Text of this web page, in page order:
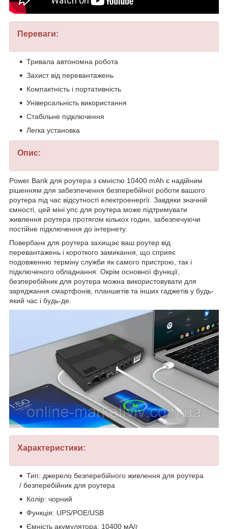
Переваги:
Тривала автономна робота
Захист від перевантажень
Компактність і портативність
Універсальність використання
Стабільне підключення
Легка установка
Опис:
Power Bank для роутера з ємністю 10400 mAh є надійним
рішенням для забезпечення безперебійної роботи вашого
роутера під час відсутності електроенергії. Завдяки значній
ємності, цей міні упс для роутера може підтримувати
живлення роутера протягом кількох годин, забезпечуючи
постійне підключення до інтернету.
Повербанк для роутера захищає ваш роутер від
перевантажень і короткого замикання, що сприяє
подовженню терміну служби як самого пристрою, так і
підключеного обладнання. Окрім основної функції,
безперебійник для роутера можна використовувати для
заряджання смартфонів, планшетів та інших гаджетів у будь-
який час і будь-де.
Характеристики:
Тип: джерело безперебійного живлення для роутера
/ безперебійник для роутера
Колір: чорний
Функція: UPS/POE/USB
Ємність акумулятора: 10400 мА/г